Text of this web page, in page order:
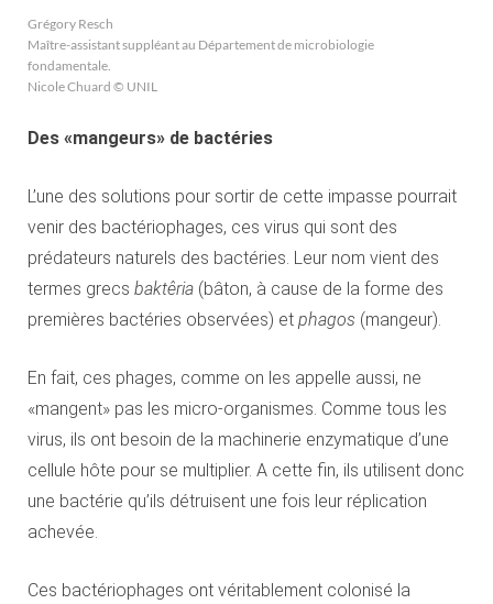
Grégory Resch
Maître-assistant suppléant au Département de microbiologie
fondamentale.
Nicole Chuard © UNIL
Des «mangeurs» de bactéries
L’une des solutions pour sortir de cette impasse pourrait
venir des bactériophages, ces virus qui sont des
prédateurs naturels des bactéries. Leur nom vient des
termes grecs baktêria (bâton, à cause de la forme des
premières bactéries observées) et phagos (mangeur).
En fait, ces phages, comme on les appelle aussi, ne
«mangent» pas les micro-organismes. Comme tous les
virus, ils ont besoin de la machinerie enzymatique d’une
cellule hôte pour se multiplier. A cette fin, ils utilisent donc
une bactérie qu’ils détruisent une fois leur réplication
achevée.
Ces bactériophages ont véritablement colonisé la